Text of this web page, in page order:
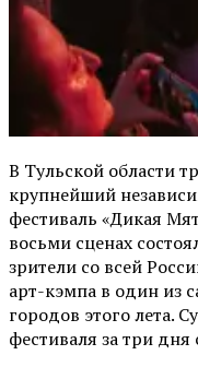
В Тульской области
крупнейший
фестиваль «Дикая
восьми сценах
зрители со всей
арт-кэмпа в один из
городов этого лета.
фестиваля за три дня